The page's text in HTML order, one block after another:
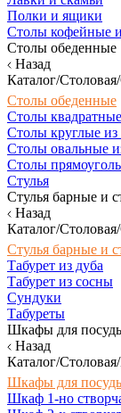
Полки и ящики
Столы кофейные
Столы обеденные
Назад
Каталог/
Столы обеденные
Столы
Столы круглые из
Столы овальные
Столы
Стулья
Стулья барные и
Назад
Каталог/
Стулья барные и
Табурет из дуба
Табурет из сосны
Сундуки
Табуреты
Шкафы для
Назад
Каталог/
Шкафы для
Шкаф 1-но